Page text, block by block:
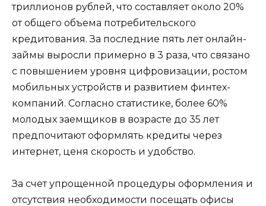
триллионов рублей, что составляет около 20%
от общего объема потребительского
кредитования. За последние пять лет онлайн-
займы выросли примерно в 3 раза, что связано
с повышением уровня цифровизации, ростом
мобильных устройств и развитием финтех-
компаний. Согласно статистике, более 60%
молодых заемщиков в возрасте до 35 лет
предпочитают оформлять кредиты через
интернет, ценя скорость и удобство.
За счет упрощенной процедуры оформления и
отсутствия необходимости посещать офисы